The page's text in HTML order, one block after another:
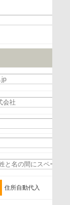
/団体からの
署名、役職、
ドレス
団体
住所自動代入